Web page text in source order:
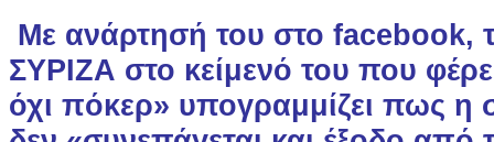
Με ανάρτησή του στο facebook,
ΣΥΡΙΖΑ στο κείμενό του που
όχι πόκερ» υπογραμμίζει πως